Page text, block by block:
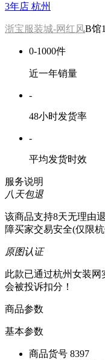
3年店 杭州
浙宝服装城-网红风B馆
0-1000件
近一年销量
-
48小时发货率
-
平均发货时效
服务说明
八天包退
该商品支持8天无理由
障买家交易安全(仅限
原图认证
此款已通过杭州女装
会被投诉扣分！
商品参数
基本参数
商品货号 8397